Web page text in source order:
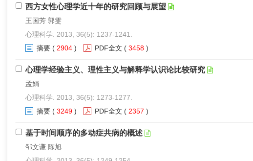
西方女性心理学近十年的研究回顾与展望
王国芳 郭雯
心理科学. 2013, 36(5): 1237-1241.
摘要 ( 2904 ) PDF全文 ( 3458 )
心理学经验主义、理性主义与解释学认识论比较研究
孟娟
心理科学. 2013, 36(5): 1273-1277.
摘要 ( 3249 ) PDF全文 ( 2357 )
基于时间顺序的多动症共病的概述
邹文谦 陈旭